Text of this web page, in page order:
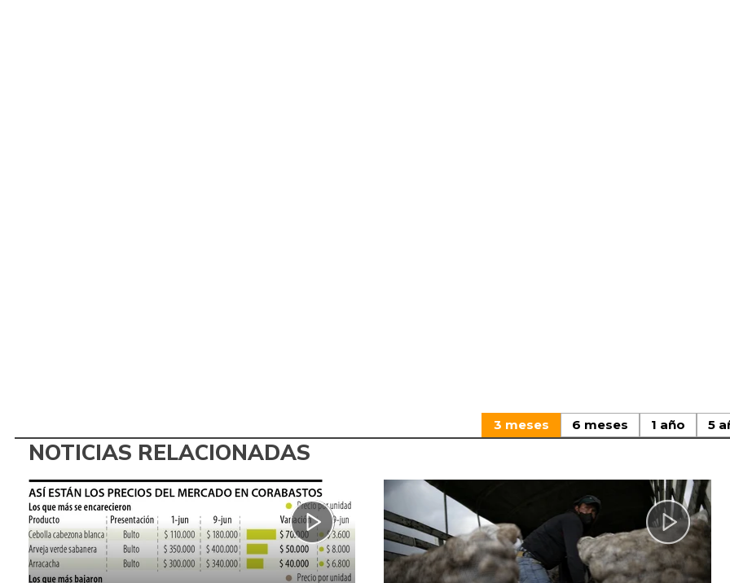
3 meses 6 meses 1 año 5
NOTICIAS RELACIONADAS